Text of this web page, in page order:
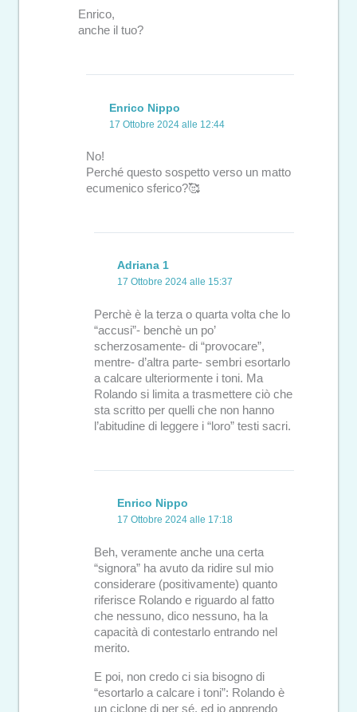
Enrico,
anche il tuo?
Enrico Nippo
17 Ottobre 2024 alle 12:44
No!
Perché questo sospetto verso un matto
ecumenico sferico?🥰
Adriana 1
17 Ottobre 2024 alle 15:37
Perchè è la terza o quarta volta che lo
“accusi”- benchè un po’
scherzosamente- di “provocare”,
mentre- d’altra parte- sembri esortarlo
a calcare ulteriormente i toni. Ma
Rolando si limita a trasmettere ciò che
sta scritto per quelli che non hanno
l’abitudine di leggere i “loro” testi sacri.
Enrico Nippo
17 Ottobre 2024 alle 17:18
Beh, veramente anche una certa
“signora” ha avuto da ridire sul mio
considerare (positivamente) quanto
riferisce Rolando e riguardo al fatto
che nessuno, dico nessuno, ha la
capacità di contestarlo entrando nel
merito.
E poi, non credo ci sia bisogno di
“esortarlo a calcare i toni”: Rolando è
un ciclone di per sé, ed io apprendo